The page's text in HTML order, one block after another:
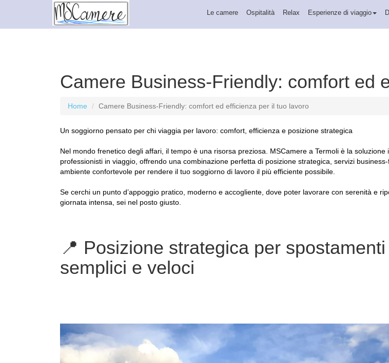
Le camere Ospitalità Relax Esperienze di viaggio
Camere Business-Friendly: comfort ed
Home Camere Business-Friendly: comfort ed efficienza per il tuo lavoro
Un soggiorno pensato per chi viaggia per lavoro: comfort, efficienza e posizione strategica
Nel mondo frenetico degli affari, il tempo è una risorsa preziosa. MSCamere a Termoli è la soluzione
professionisti in viaggio, offrendo una combinazione perfetta di posizione strategica, servizi
ambiente confortevole per rendere il tuo soggiorno di lavoro il più efficiente possibile.
Se cerchi un punto d’appoggio pratico, moderno e accogliente, dove poter lavorare con serenità e
giornata intensa, sei nel posto giusto.
📍 Posizione strategica per spostamenti
semplici e veloci